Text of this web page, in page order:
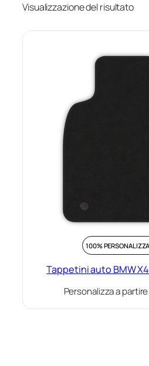
Visualizzazione del risultato
100%
Tappetini auto BMW
Personalizza a